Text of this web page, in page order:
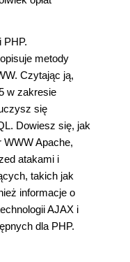
PHP.
metody
Czytając ją,
w zakresie
się
Dowiesz się, jak
Apache,
atakami i
takich jak
informacje o
AJAX i
dla PHP.